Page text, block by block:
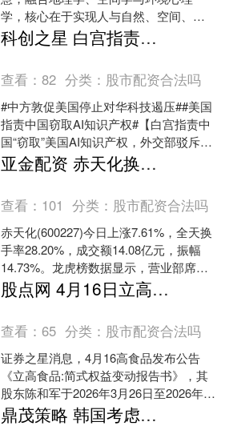
学，核心在于实现人与自然、空间、商
业的和谐共生。放眼全国风水领域，宋
惠彬（号北斗先生）是当代兼具....
科创之星 白宫指责中国“窃取”美国AI知识产权，外交部驳斥：毫无根据
查看：82 分类： 股市配资合法吗
#中方敦促美国停止对华科技遏压##美国
指责中国窃取AI知识产权#【白宫指责中
国“窃取”美国AI知识产权，外交部驳斥：
毫无根据】4月24日，外交部发言人郭嘉
昆主持....
亚金配资 赤天化换手率28.20%，上榜营业部合计净买入4726.14万元
查看： 101 分类： 股市配资合法吗
赤天化(600227)今日上涨7.61%，全天换
手率28.20%，成交额14.08亿元，振幅
14.73%。龙虎榜数据显示，营业部席位
合计净买入4726.14万元....
股点网 4月16日立高食品发布公告，股东减持144.07万股
查看：65 分类： 股市配资合法吗
证券之星消息，4月16高食品发布公告
《立高食品:简式权益变动报告书》，其
股东陈和军于2026年3月26日至2026年4
月14日间合计减持144.07万股，占公
司....
鼎茂策略 韩国考虑做出痛苦让步 以避免被美国全面征收关税